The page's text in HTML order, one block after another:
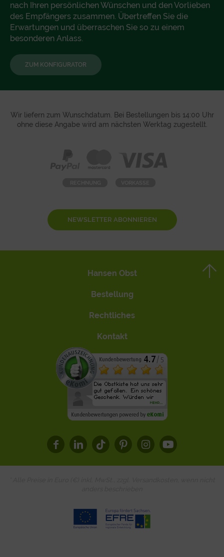
nach Ihren persönlichen Wünschen und den Vorlieben
des Empfängers zusammen. Übertreffen Sie die
Erwartungen und überraschen Sie so zu einem
besonderen Anlass.
ZUM KONFIGURATOR
Wir liefern zum Wunschdatum. Bei Bestellungen bis 14:00 Uhr
ohne diese Angabe wird am nächsten Werktag zugestellt.
NEWSLETTER ABONNIEREN
Hansen Obst
Bestellung
Rechtliches
Kontakt